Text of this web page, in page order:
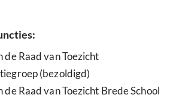
Raad van Toezicht
(bezoldigd)
Raad van Toezicht Brede School